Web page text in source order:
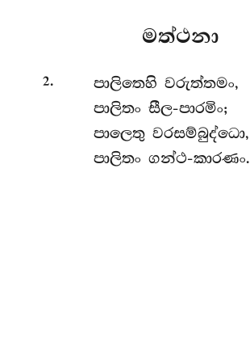
මත්ථනා
2. පාලිතෙහි වරුත්තමං,
පාලිතං සීල-පාරමිං;
පාලෙතු වරසම්බුද්ධො,
පාලිතං ගන්ථ-කාරණං.